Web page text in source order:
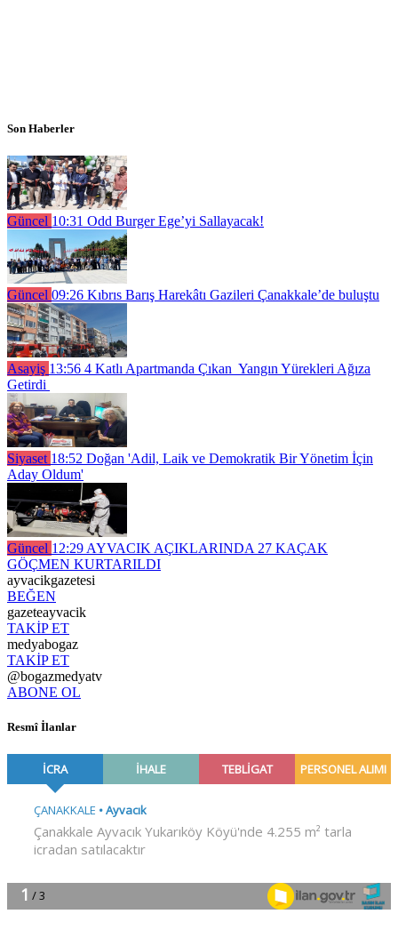
Son Haberler
Güncel 10:31 Odd Burger Ege’yi Sallayacak!
Güncel 09:26 Kıbrıs Barış Harekâtı Gazileri Çanakkale’de buluştu
Asayiş 13:56 4 Katlı Apartmanda Çıkan Yangın Yürekleri Ağıza
Getirdi
Siyaset 18:52 Doğan 'Adil, Laik ve Demokratik Bir Yönetim İçin
Aday Oldum'
Güncel 12:29 AYVACIK AÇIKLARINDA 27 KAÇAK
GÖÇMEN KURTARILDI
ayvacikgazetesi
BEĞEN
gazeteayvacik
TAKİP ET
medyabogaz
TAKİP ET
@bogazmedyatv
ABONE OL
Resmî İlanlar